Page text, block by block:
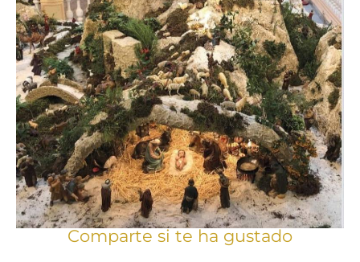
Comparte si te ha gustado